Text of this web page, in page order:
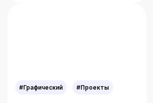
#Графический #Проекты